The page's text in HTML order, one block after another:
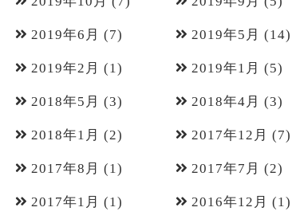
2019年6月 (7) 2019年5月 (14)
2019年2月 (1) 2019年1月 (5)
2018年5月 (3) 2018年4月 (3)
2018年1月 (2) 2017年12月 (7)
2017年8月 (1) 2017年7月 (2)
2017年1月 (1) 2016年12月 (1)